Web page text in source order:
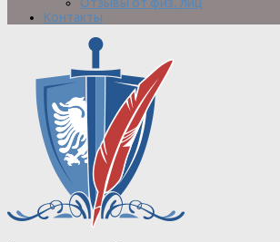
Отзывы от физ. лиц
Контакты